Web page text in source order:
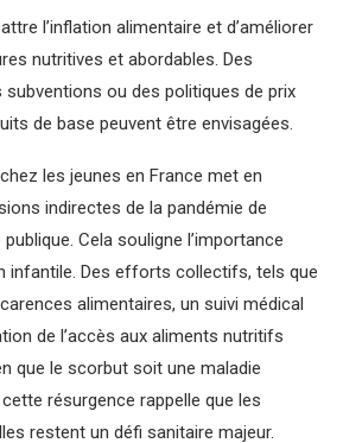
l’inflation alimentaire et d’améliorer
nutritives et abordables. Des
ou des politiques de prix
de base peuvent être envisagées.
les jeunes en France met en
indirectes de la pandémie de
Cela souligne l’importance
infantile. Des efforts collectifs, tels que
alimentaires, un suivi médical
de l’accès aux aliments nutritifs
que le scorbut soit une maladie
résurgence rappelle que les
restent un défi sanitaire majeur.